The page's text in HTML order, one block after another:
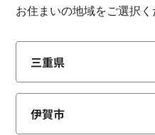
お住まいの地域をご選択く